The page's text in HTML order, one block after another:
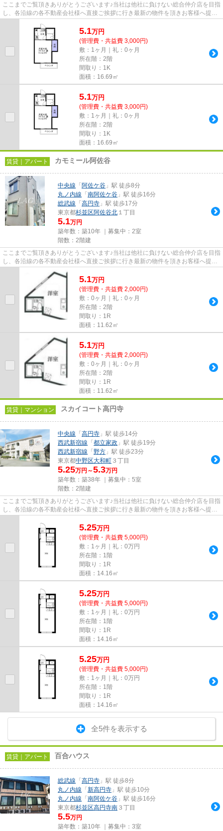
ここまでご覧頂きありがとうございます♪当社は他社に負けない総合仲介店を目指
し、各沿線の各不動産会社様へ直接ご挨拶に行き最新の物件を頂きお客様へ提供
5.1万円
(管理費・共益費 3,000円)
敷：1ヶ月｜礼：0ヶ月
所在階：2階
間取り：1K
面積：16.69㎡
5.1万円
(管理費・共益費 3,000円)
敷：1ヶ月｜礼：0ヶ月
所在階：2階
間取り：1K
面積：16.69㎡
賃貸｜アパート カモミール阿佐谷
中央線 「 阿佐ケ谷 」駅 徒歩8分
丸ノ内線 「 南阿佐ケ谷 」駅 徒歩16分
総武線 「 高円寺 」駅 徒歩17分
東京都杉並区阿佐谷北 １丁目
5.1万円
築年数：築10年 ｜募集中： 2室
階数：2階建
ここまでご覧頂きありがとうございます♪当社は他社に負けない総合仲介店を目指
し、各沿線の各不動産会社様へ直接ご挨拶に行き最新の物件を頂きお客様へ提供
しております！最新の情報は...
5.1万円
(管理費・共益費 2,000円)
敷：0ヶ月｜礼：0ヶ月
所在階：2階
間取り：1R
面積：11.62㎡
5.1万円
(管理費・共益費 2,000円)
敷：0ヶ月｜礼：0ヶ月
所在階：2階
間取り：1R
面積：11.62㎡
賃貸｜マンション スカイコート高円寺
中央線 「 高円寺 」駅 徒歩14分
西武新宿線 「 都立家政 」駅 徒歩19分
西武新宿線 「 野方 」駅 徒歩23分
東京都中野区大和町 ３丁目
5.25万円～5.3万円
築年数：築38年 ｜募集中： 5室
階数：2階建
ここまでご覧頂きありがとうございます♪当社は他社に負けない総合仲介店を目指
し、各沿線の各不動産会社様へ直接ご挨拶に行き最新の物件を頂きお客様へ提供
5.25万円
(管理費・共益費 5,000円)
敷：1ヶ月｜礼：0万円
所在階：1階
間取り：1R
面積：14.16㎡
5.25万円
(管理費・共益費 5,000円)
敷：1ヶ月｜礼：0万円
所在階：1階
間取り：1R
面積：14.16㎡
5.25万円
(管理費・共益費 5,000円)
敷：1ヶ月｜礼：0万円
所在階：1階
間取り：1R
面積：14.16㎡
全5件を表示する
賃貸｜アパート 百合ハウス
総武線 「 高円寺 」駅 徒歩8分
丸ノ内線 「 新高円寺 」駅 徒歩10分
丸ノ内線 「 南阿佐ケ谷 」駅 徒歩16分
東京都杉並区高円寺南 ３丁目
5.5万円
築年数：築10年 ｜募集中： 3室